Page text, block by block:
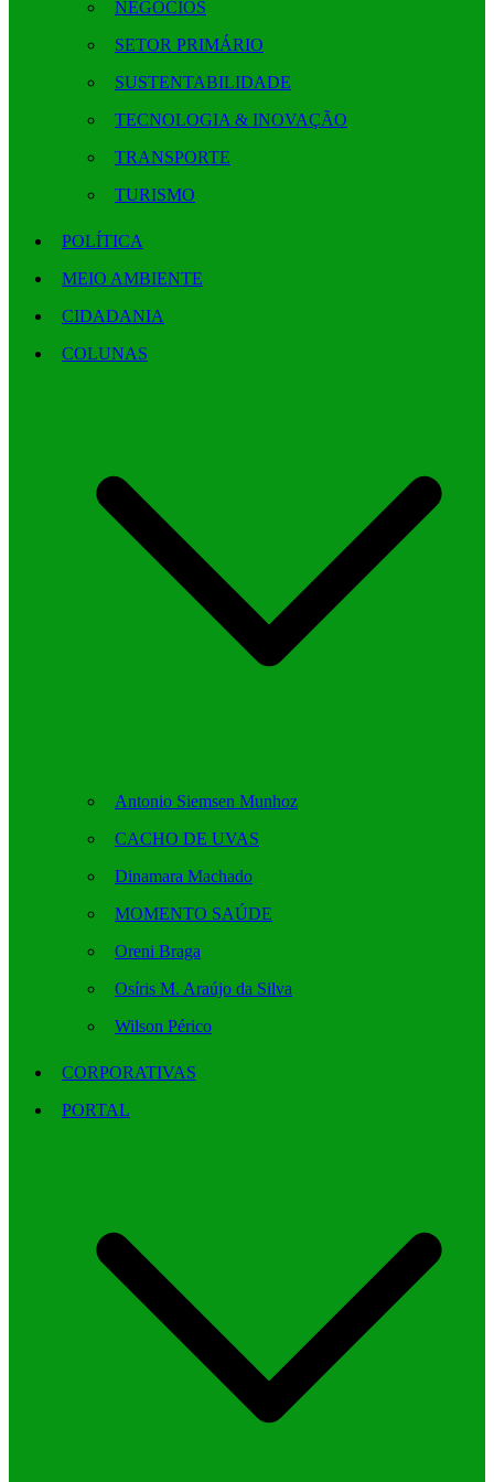
NEGÓCIOS
SETOR PRIMÁRIO
SUSTENTABILIDADE
TECNOLOGIA & INOVAÇÃO
TRANSPORTE
TURISMO
POLÍTICA
MEIO AMBIENTE
CIDADANIA
COLUNAS
Antonio Siemsen Munhoz
CACHO DE UVAS
Dinamara Machado
MOMENTO SAÚDE
Oreni Braga
Osíris M. Araújo da Silva
Wilson Périco
CORPORATIVAS
PORTAL